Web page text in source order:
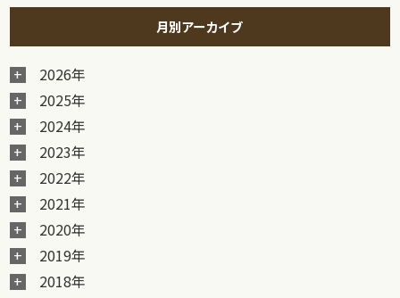
月別アーカイブ
2026年
2025年
2024年
2023年
2022年
2021年
2020年
2019年
2018年